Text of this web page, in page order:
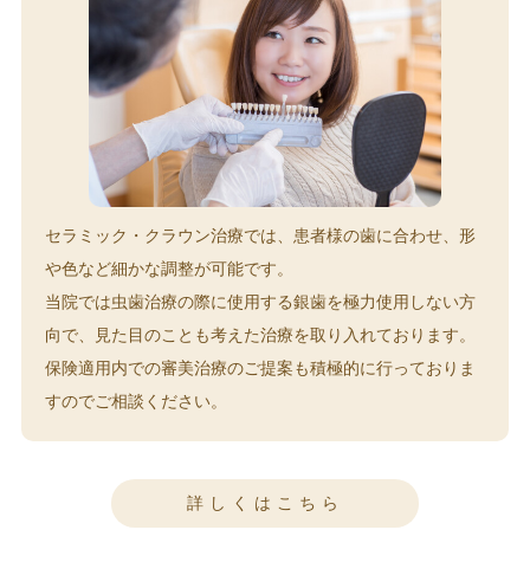
セラミック・クラウン治療では、患者様の歯に合わせ、形
や色など細かな調整が可能です。
当院では虫歯治療の際に使用する銀歯を極力使用しない方
向で、見た目のことも考えた治療を取り入れております。
保険適用内での審美治療のご提案も積極的に行っておりま
すのでご相談ください。
詳しくはこちら